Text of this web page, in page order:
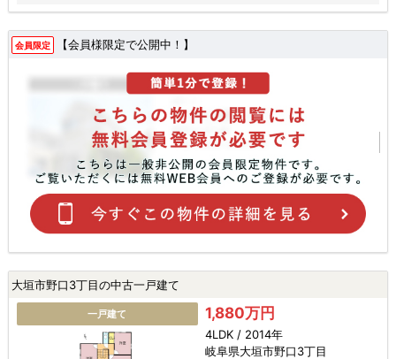
会員限定 【会員様限定で公開中！】
大垣市野口3丁目の中古一戸建て
一戸建て 1,880万円
4LDK / 2014年
岐阜県大垣市野口3丁目